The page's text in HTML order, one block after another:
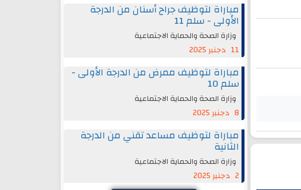
مباراة لتوظيف جراح أسنان من الدرجة
الأولى - سلم 11
وزارة الصحة والحماية الاجتماعية
11 دجنبر 2025
مباراة لتوظيف ممرض من الدرجة الأولى -
سلم 10
وزارة الصحة والحماية الاجتماعية
8 دجنبر 2025
مباراة لتوظيف مساعد تقني من الدرجة
الثانية
وزارة الصحة والحماية الاجتماعية
2 دجنبر 2025